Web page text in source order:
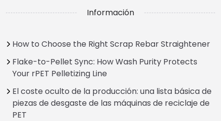
Información
How to Choose the Right Scrap Rebar Straightener
Flake-to-Pellet Sync: How Wash Purity Protects
Your rPET Pelletizing Line
El coste oculto de la producción: una lista básica de
piezas de desgaste de las máquinas de reciclaje de
PET